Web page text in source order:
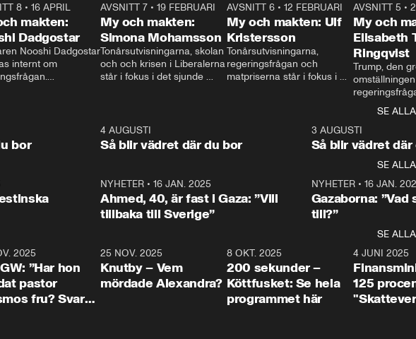
8• 16 APRIL
makten:
Dadgostar
Nooshi Dadgostar
internt om
upp i val. Ska vi
så sitter vi förstås
24:30
AVSNITT 7• 19 FEBRUARI
My och makten:
Simona Mohamsson
Tonårsutvisningarna, skolan
och och krisen i Liberalerna
står i fokus i det sjunde
kommentator My
Rohwedder ställer
utbildnings- och
Mohamsson till svars.
27:30
AVSNITT 6 •12 FEBRUARI
My och makten: Ulf
Kristersson
Tonårsutvisningarna,
regeringsfrågan och
matpriserna står i fokus i
Rohwedder ställer
statsminister Ulf Kristersson
AVSNITT 5 •
My och
Elisabeth
Ringqvist
Trump, den
centrum i
avsnittet av
Makten”. Se
Aftonbladets
Rohwedder
Thand Ring
SE ALLA
bor
4 AUGUSTI
Så blir vädret där du bor
3 AUGUSTI
Så blir vädret där
SE ALLA
NYHETER• 16 JAN. 2025
Ahmed, 40, är fast i Gaza: ”Vill
tillbaka till Sverige”
NYHETER• 16 JAN.
Gazaborna:
till?”
SE ALLA
2025
”Har hon
pastor
fru? Svar
31:05
25 NOV. 2025
Knutby – Vem
mördade Alexandra?
4:29
8 OKT. 2025
200 sekunder –
Köttfusket: Se hela
programmet här
4 JUNI 2025
125